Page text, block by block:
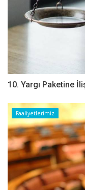
10. Yargı Paketine
Faaliyetlerimiz